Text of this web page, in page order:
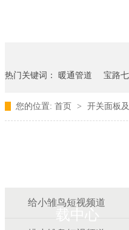
热门关键词： 暖通管道 宝路
您的位置: 首页 > 开关面板
载中心
给小雏鸟短视频道